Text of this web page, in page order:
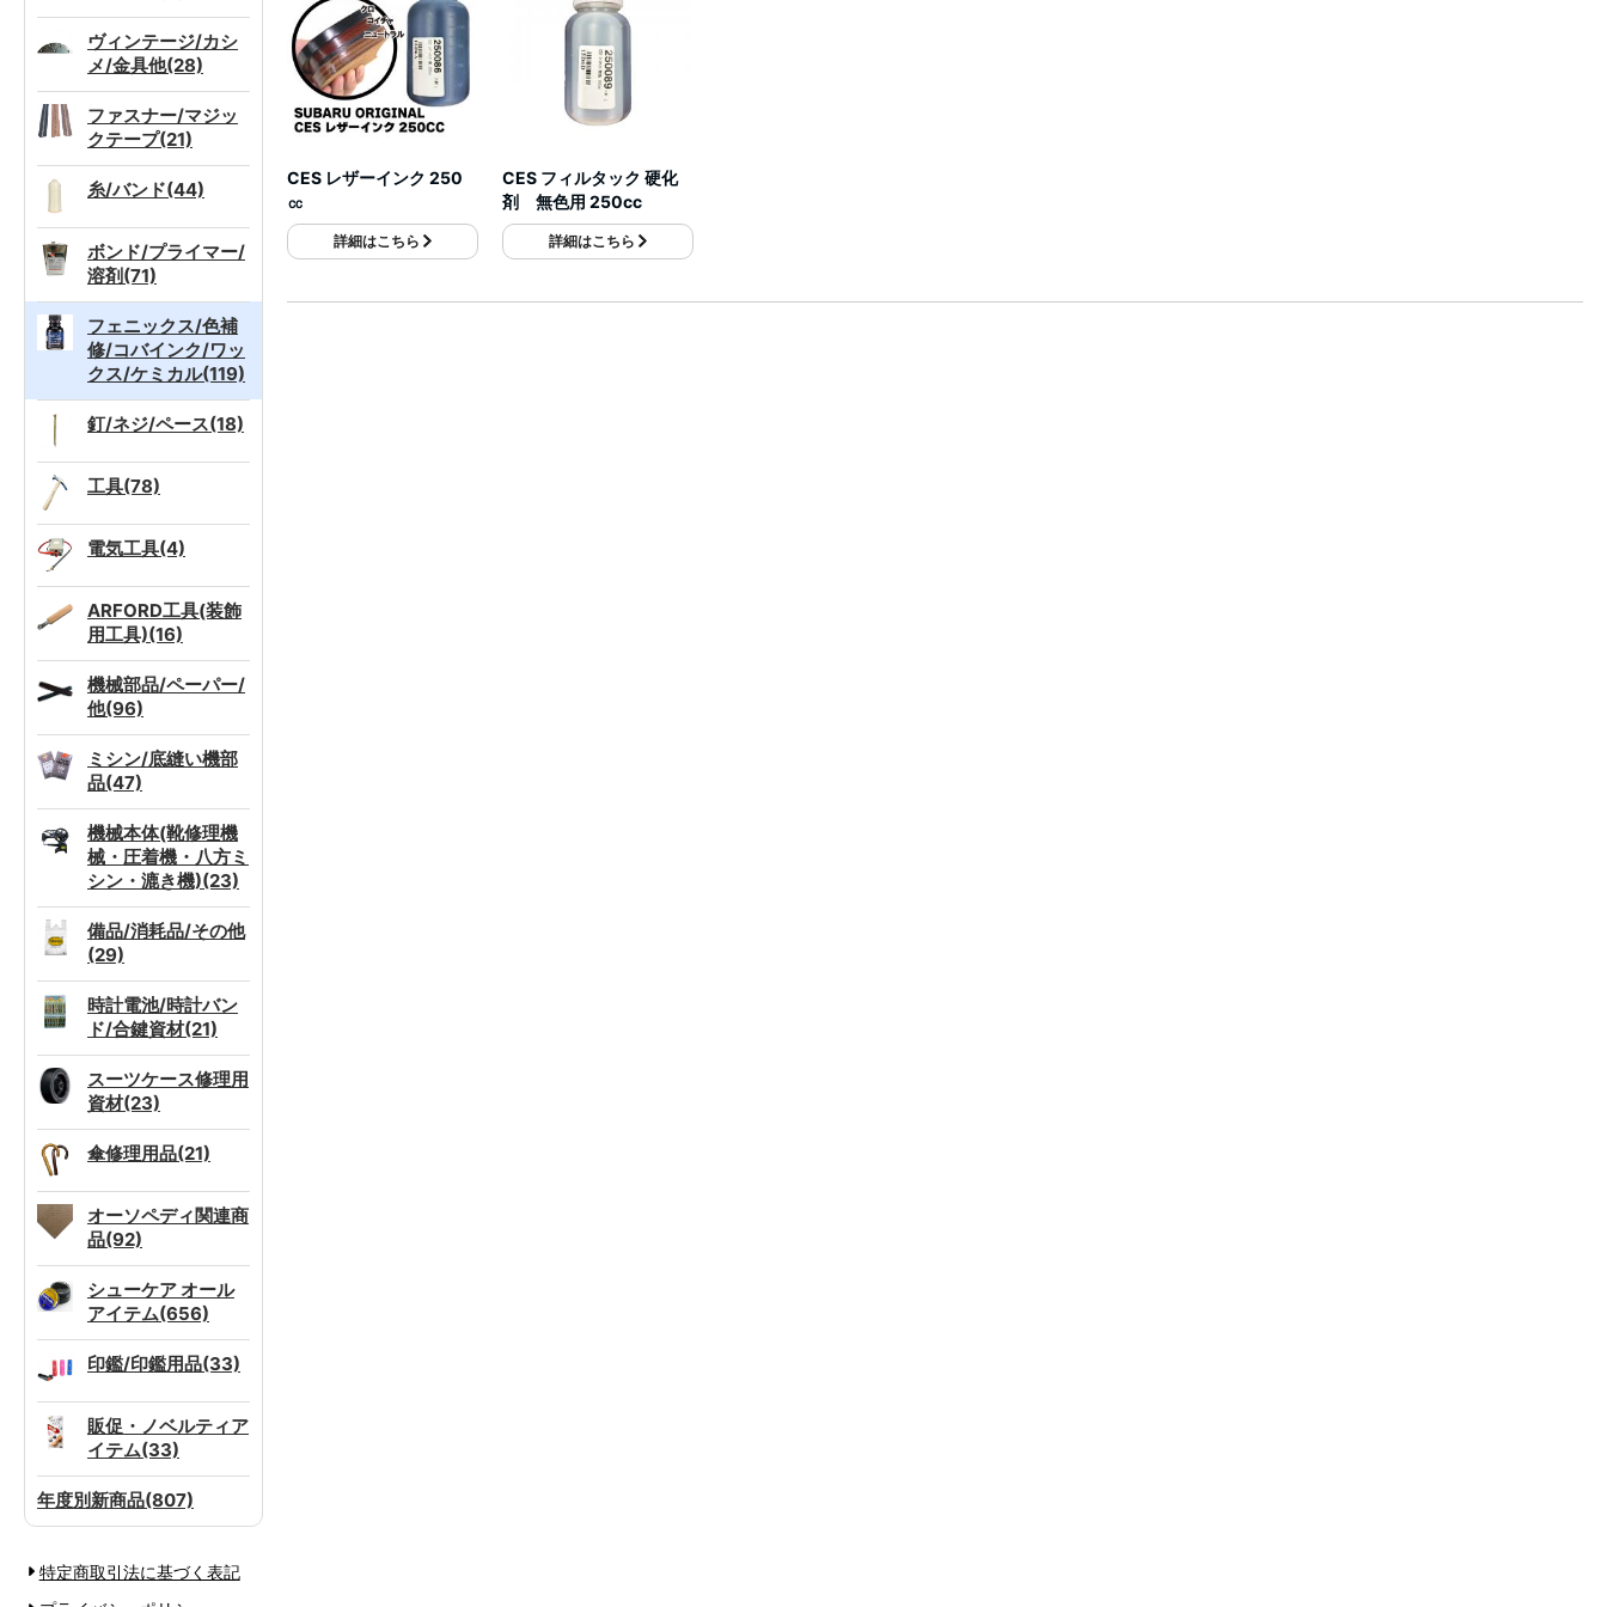
ヴィンテージ/カシ
メ/金具他(28)
ファスナー/マジッ
クテープ(21)
糸/バンド(44)
ボンド/プライマー/
溶剤(71)
フェニックス/色補
修/コバインク/ワッ
クス/ケミカル(119)
釘/ネジ/ペース(18)
工具(78)
電気工具(4)
ARFORD工具(装飾
用工具)(16)
機械部品/ペーパー/
他(96)
ミシン/底縫い機部
品(47)
機械本体(靴修理機
械・圧着機・八方ミ
シン・漉き機)(23)
備品/消耗品/その他
(29)
時計電池/時計バン
ド/合鍵資材(21)
スーツケース修理用
資材(23)
傘修理用品(21)
オーソペディ関連商
品(92)
シューケア オール
アイテム(656)
印鑑/印鑑用品(33)
販促・ノベルティア
イテム(33)
年度別新商品(807)
特定商取引法に基づく表記
CES レザーインク 250
㏄
詳細はこちら
CES フィルタック 硬化
剤 無色用 250cc
詳細はこちら